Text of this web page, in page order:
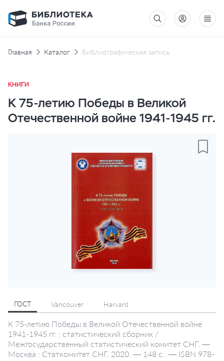
Главная Каталог Библиографическая запись
КНИГИ
К 75-летию Победы в Великой
Отечественной войне 1941-1945 гг.
ГОСТ Vancouver Harvard
К 75-летию Победы в Великой Отечественной войне
1941-1945 гг. : статистический сборник /
Межгосударственный статистический комитет СНГ. —
Москва : Статкомитет СНГ, 2020. — 148 с.. — ISBN 978-